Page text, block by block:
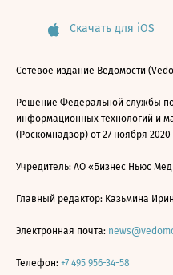
Скачать для iOS
Сетевое издание Ведомости
Решение Федеральной службы
информационных технологий и
(Роскомнадзор) от 27 ноября
Учредитель: АО «Бизнес Ньюс
Главный редактор: Казьмина
Электронная почта:
Телефон: +7 495 956-34-58